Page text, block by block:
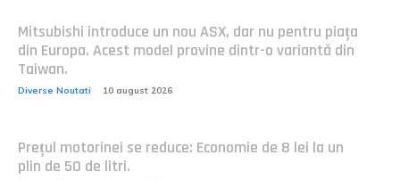
Mitsubishi introduce un nou ASX, dar nu pentru piața
din Europa. Acest model provine dintr-o variantă din
Taiwan.
Diverse Noutati 10 august 2026
Prețul motorinei se reduce: Economie de 8 lei la un
plin de 50 de litri.